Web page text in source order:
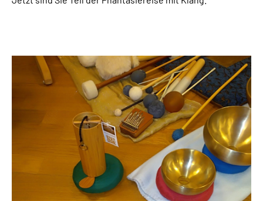
Leichte Sprache
Gebärdensprache